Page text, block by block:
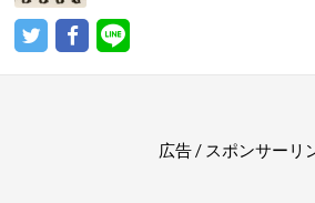
広告 / スポンサーリ